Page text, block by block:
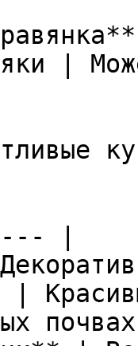
|
|
|